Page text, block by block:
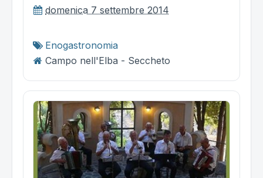
domenica 7 settembre 2014
Enogastronomia
Campo nell'Elba - Seccheto